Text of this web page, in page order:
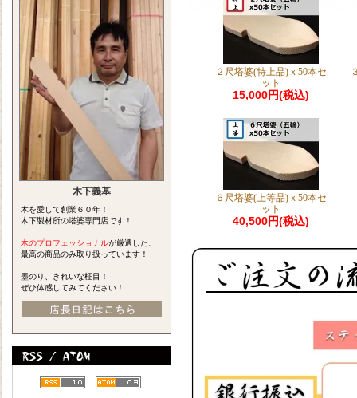
木下義基
木を愛して創業６０年！
木下製材所の塔婆専門店です！
木のプロフェッショナルが厳選した、
最高の商品のみ取り扱っています！
墨のり、きれいな柾目！
ぜひ体感してみてください！
２尺塔婆(特上品)ｘ50本セ
ット
15,000円(税込)
６尺塔婆(上等品)ｘ50本セ
ット
40,500円(税込)